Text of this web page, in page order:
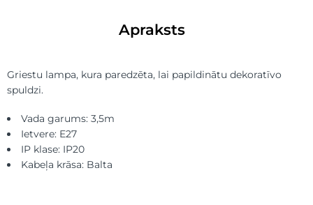
Apraksts
Griestu lampa, kura paredzēta, lai papildinātu dekoratīvo
spuldzi.
Vada garums: 3,5m
Ietvere: E27
IP klase: IP20
Kabeļa krāsa: Balta